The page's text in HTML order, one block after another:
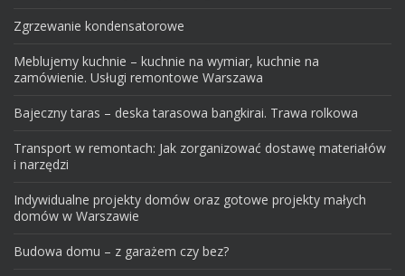
Zgrzewanie kondensatorowe
Meblujemy kuchnie – kuchnie na wymiar, kuchnie na
zamówienie. Usługi remontowe Warszawa
Bajeczny taras – deska tarasowa bangkirai. Trawa rolkowa
Transport w remontach: Jak zorganizować dostawę materiałów
i narzędzi
Indywidualne projekty domów oraz gotowe projekty małych
domów w Warszawie
Budowa domu – z garażem czy bez?